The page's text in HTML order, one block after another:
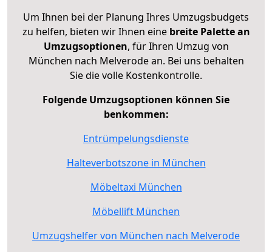
Um Ihnen bei der Planung Ihres Umzugsbudgets
zu helfen, bieten wir Ihnen eine breite Palette an
Umzugsoptionen, für Ihren Umzug von
München nach Melverode an. Bei uns behalten
Sie die volle Kostenkontrolle.
Folgende Umzugsoptionen können Sie
benkommen:
Entrümpelungsdienste
Halteverbotszone in München
Möbeltaxi München
Möbellift München
Umzugshelfer von München nach Melverode